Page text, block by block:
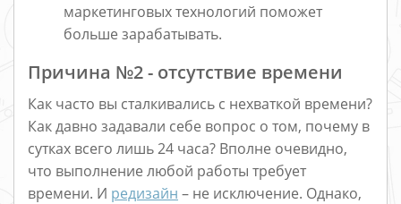
маркетинговых технологий поможет
больше зарабатывать.
Причина №2 - отсутствие времени
Как часто вы сталкивались с нехваткой времени?
Как давно задавали себе вопрос о том, почему в
сутках всего лишь 24 часа? Вполне очевидно,
что выполнение любой работы требует
времени. И редизайн – не исключение. Однако,